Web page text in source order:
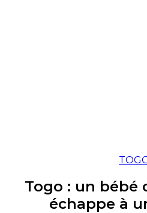
Togo : un bébé
échappe à